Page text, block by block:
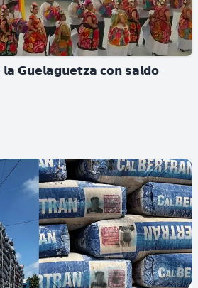
𝗹𝗮 𝗚𝘂𝗲𝗹𝗮𝗴𝘂𝗲𝘁𝘇𝗮 𝗰𝗼𝗻 𝘀𝗮𝗹𝗱𝗼
𝙚𝙣 𝙡𝙖 𝙍𝙚𝙥ú𝙗𝙡𝙞𝙘𝙖
𝘾𝙤𝙣𝙜𝙤....